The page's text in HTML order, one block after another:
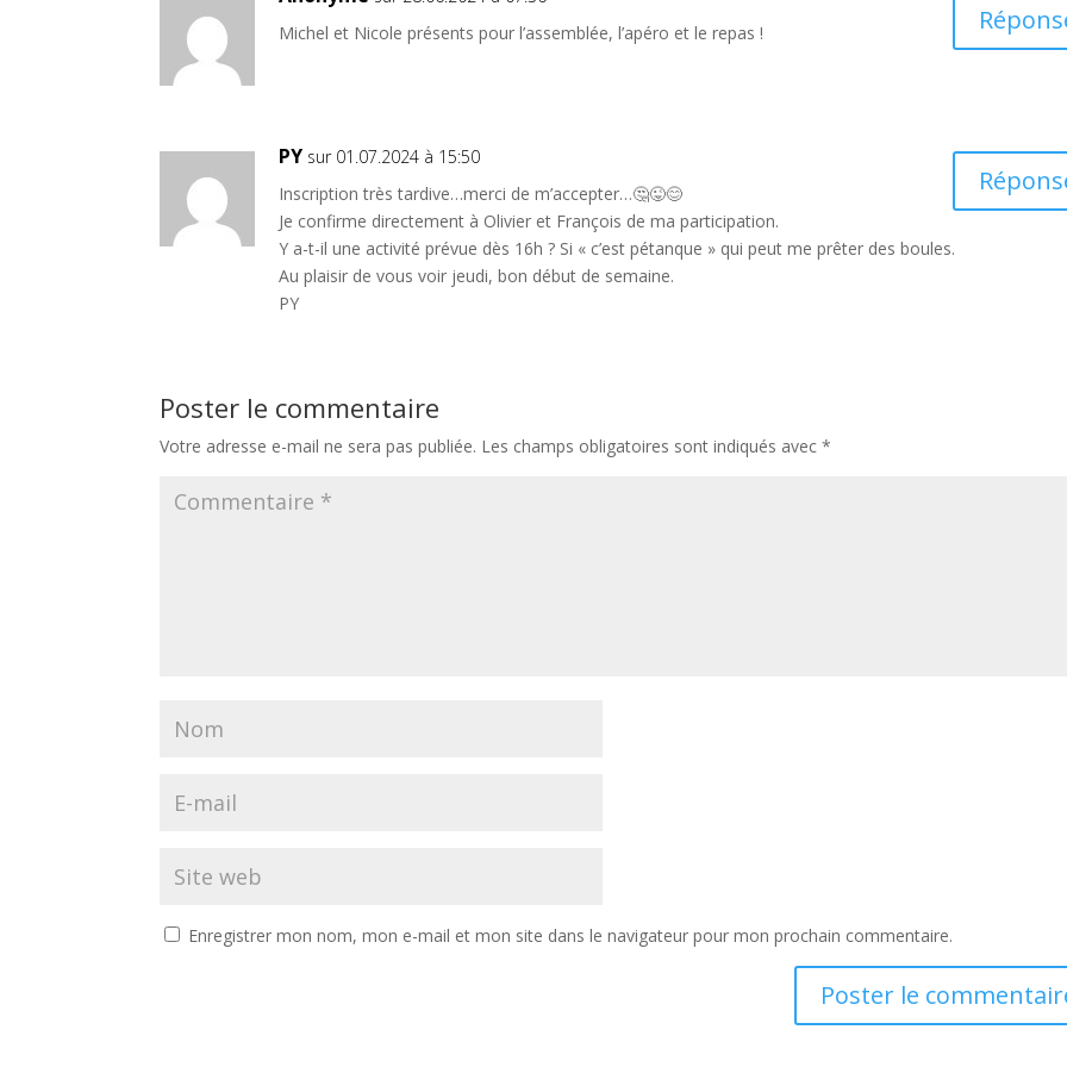
Michel et Nicole présents pour l’assemblée, l’apéro et le repas !
PY sur 01.07.2024 à 15:50
Inscription très tardive…merci de m’accepter…🤔😜😊
Je confirme directement à Olivier et François de ma participation.
Y a-t-il une activité prévue dès 16h ? Si « c’est pétanque » qui peut me prêter des boules.
Au plaisir de vous voir jeudi, bon début de semaine.
PY
Poster le commentaire
Votre adresse e-mail ne sera pas publiée. Les champs obligatoires sont indiqués avec*
Enregistrer mon nom, mon e-mail et mon site dans le navigateur pour mon prochain commentaire.